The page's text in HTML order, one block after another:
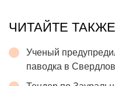
ЧИТАЙТЕ
Ученый
паводка в